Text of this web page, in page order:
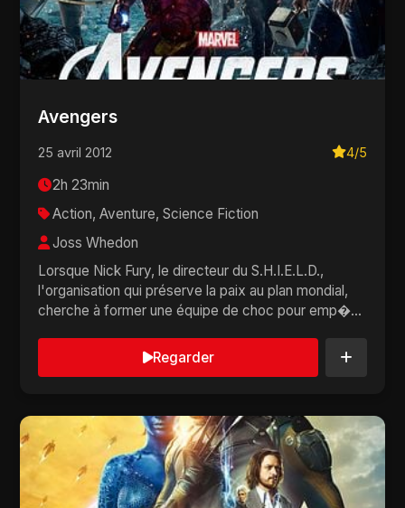
Avengers
25 avril 2012 4/5
2h 23min
Action, Aventure, Science Fiction
Joss Whedon
Lorsque Nick Fury, le directeur du S.H.I.E.L.D.,
l'organisation qui préserve la paix au plan mondial,
cherche à former une équipe de choc pour emp�...
Regarder